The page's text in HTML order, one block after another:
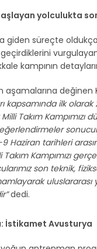
yolculukta
giden süreçte
geçirdiklerini
kampının
aşamalarına değinen
kapsamında ilk
Takım Kampımızı
Haziran tarihleri
Takım Kampımızı
son teknik,
uluslararası
dedi.
İstikamet Avusturya